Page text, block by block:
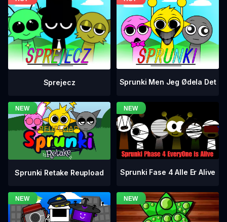
Sprejecz Sprunki Men Jeg Ødela Det
Sprunki Retake Reupload Sprunki Fase 4 Alle Er Alive